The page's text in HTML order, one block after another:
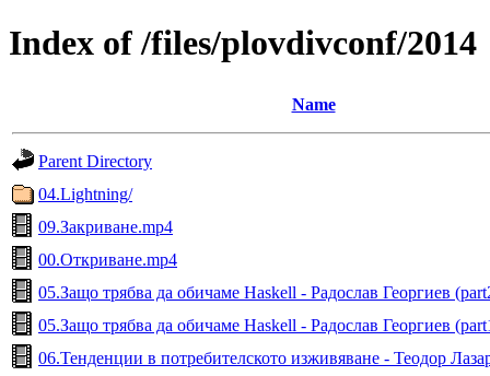
Index of /files/plovdivconf/2014
Name
Parent Directory
04.Lightning/
09.Закриване.mp4
00.Откриване.mp4
05.Защо трябва да обичаме Haskell - Радослав Георгиев
05.Защо трябва да обичаме Haskell - Радослав Георгиев
06.Тенденции в потребителското изживяване - Теодор